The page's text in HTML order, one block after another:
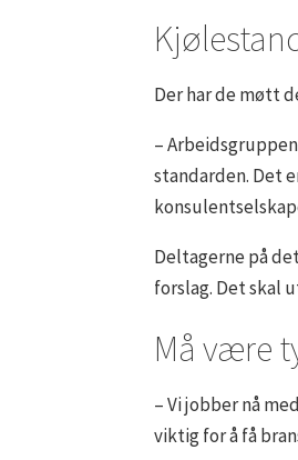
Der har de møtt
–
standarden. Det
Deltagerne på
forslag. Det skal
Må være
– Vi jobber nå
viktig for å få